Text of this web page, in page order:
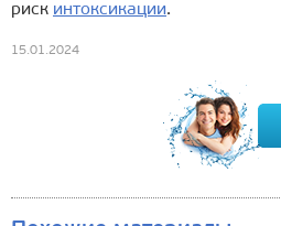
риск интоксикации.
15.01.2024